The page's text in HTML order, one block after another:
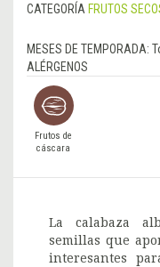
CATEGORÍA FRUTOS
MESES DE TEMPORADA:
ALÉRGENOS
Frutos de
cáscara
La calabaza
semillas que
interesantes